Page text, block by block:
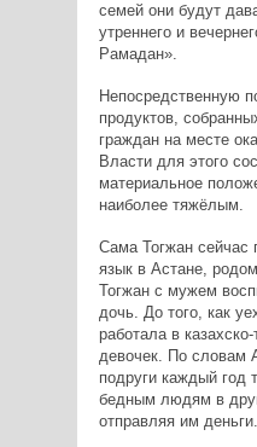
семей они будут
утреннего и
Рамадан».
Непосредственную
продуктов,
граждан на месте
Власти для этого
материальное
наиболее тяжёлым.
Сама Тогжан сейчас
язык в Астане,
Тогжан с мужем
дочь. До того, как
работала в
девочек. По словам
подруги каждый год
бедным людям в
отправляя им деньги.